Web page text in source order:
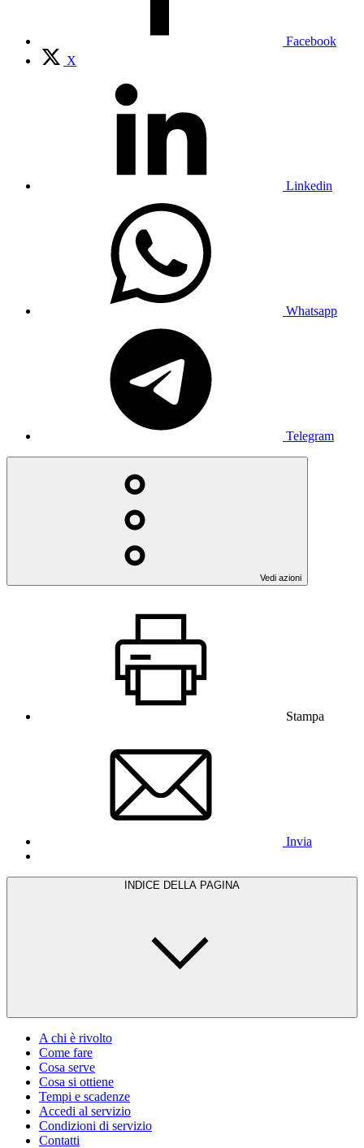
Facebook
X
Linkedin
Whatsapp
Telegram
Vedi azioni
Stampa
Invia
INDICE DELLA PAGINA
A chi è rivolto
Come fare
Cosa serve
Cosa si ottiene
Tempi e scadenze
Accedi al servizio
Condizioni di servizio
Contatti